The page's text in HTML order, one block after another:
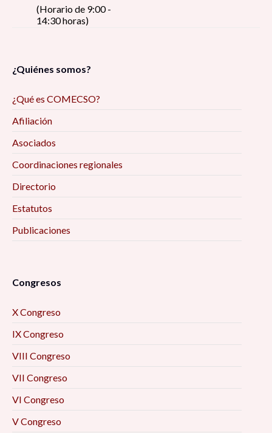
(Horario de 9:00 -
14:30 horas)
¿Quiénes somos?
¿Qué es COMECSO?
Afiliación
Asociados
Coordinaciones regionales
Directorio
Estatutos
Publicaciones
Congresos
X Congreso
IX Congreso
VIII Congreso
VII Congreso
VI Congreso
V Congreso